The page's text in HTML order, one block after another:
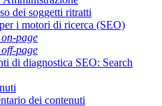
dei soggetti ritratti
i motori di ricerca (SEO)
on-page
off-page
di diagnostica SEO: Search
dei contenuti